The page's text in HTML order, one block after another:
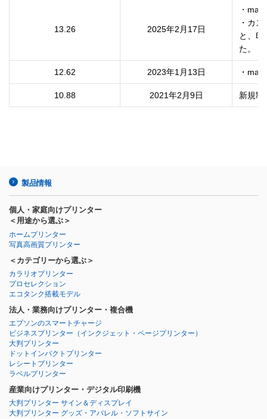
13.26 2025年2月17日
・
・カ
と、
12.62 2023年1月13日 ・
10.88 2021年2月9日 新規制
製品情報
個人・家庭向けプリンター
＜用途から選ぶ＞
ホームプリンター
写真高画質プリンター
＜カテゴリーから選ぶ＞
カラリオプリンター
プロセレクション
エコタンク搭載モデル
法人・業務向けプリンター・複合機
エプソンのスマートチャージ
ビジネスプリンター （インクジェット・ページプリンター）
大判プリンター
ドットインパクトプリンター
レシートプリンター
ラベルプリンター
産業向けプリンター・デジタル印刷機
大判プリンター サイン＆ディスプレイ
大判プリンター グッズ・アパレル・ソフトサイン